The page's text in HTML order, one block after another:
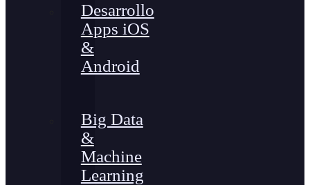
Desarrollo
Apps iOS
&
Android
Big Data
&
Machine
Learning